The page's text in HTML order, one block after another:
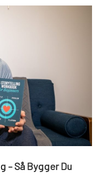
– Så Bygger Du